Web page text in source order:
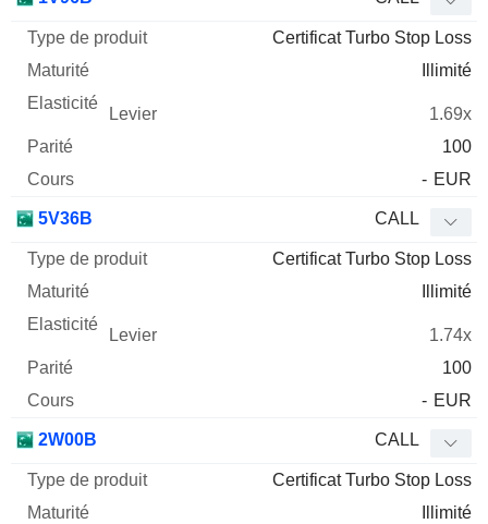
Certificat Turbo Stop Loss
Illimité
1.69x
100
- EUR
5V36B CALL
Certificat Turbo Stop Loss
Illimité
1.74x
100
- EUR
2W00B CALL
Certificat Turbo Stop Loss
Illimité